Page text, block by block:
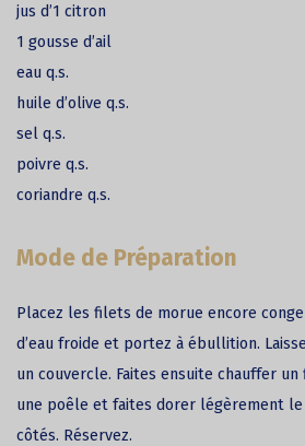
jus d’1 citron
1 gousse d’ail
eau q.s.
huile d’olive q.s.
sel q.s.
poivre q.s.
coriandre q.s.
Mode de Préparation
Placez les filets de morue encore
d’eau froide et portez à ébullition.
un couvercle. Faites ensuite chauffer un
une poêle et faites dorer légèrement le
côtés. Réservez.